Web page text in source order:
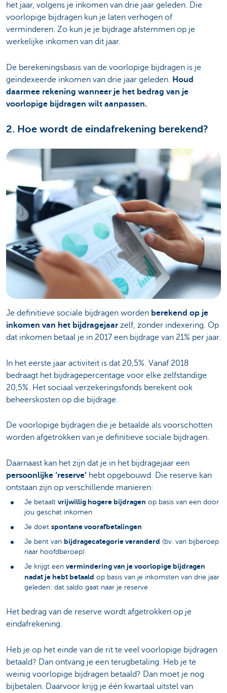
het jaar, volgens je inkomen van drie jaar geleden. Die
voorlopige bijdragen kun je laten verhogen of
verminderen. Zo kun je je bijdrage afstemmen op je
werkelijke inkomen van dit jaar.
De berekeningsbasis van de voorlopige bijdragen is je
geïndexeerde inkomen van drie jaar geleden.
Houd
daarmee rekening wanneer je het bedrag van je
voorlopige bijdragen wilt aanpassen.
2. Hoe wordt de eindafrekening berekend?
Je definitieve sociale bijdragen worden berekend op je
inkomen van het bijdragejaar zelf, zonder indexering. Op
dat inkomen betaal je in 2017 een bijdrage van 21% per jaar.
In het eerste jaar activiteit is dat 20,5%. Vanaf 2018
bedraagt het bijdragepercentage voor elke zelfstandige
20,5%. Het sociaal verzekeringsfonds berekent ook
beheerskosten op die bijdrage.
De voorlopige bijdragen die je betaalde als voorschotten
worden afgetrokken van je definitieve sociale bijdragen.
Daarnaast kan het zijn dat je in het bijdragejaar een
persoonlijke ‘reserve’ hebt opgebouwd. Die reserve kan
ontstaan zijn op verschillende manieren:
Je betaalt vrijwillig hogere bijdragen op basis van een door
jou geschat inkomen
Je doet spontane voorafbetalingen
Je bent van bijdragecategorie veranderd (bv. van bijberoep
naar hoofdberoep)
Je krijgt een vermindering van je voorlopige bijdragen
nadat je hebt betaald op basis van je inkomsten van drie jaar
geleden: dat saldo gaat naar je reserve
Het bedrag van de reserve wordt afgetrokken op je
eindafrekening.
Heb je op het einde van de rit te veel voorlopige bijdragen
betaald? Dan ontvang je een terugbetaling. Heb je te
weinig voorlopige bijdragen betaald? Dan moet je nog
bijbetalen. Daarvoor krijg je één kwartaal uitstel van